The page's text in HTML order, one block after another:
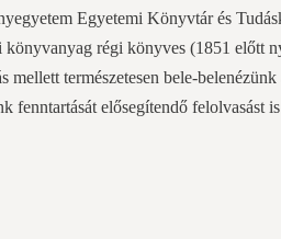
Egyetemi Könyvtár és
könyvanyag régi könyves (1851 előtt
mellett természetesen bele-
fenntartását elősegítendő felolvasást